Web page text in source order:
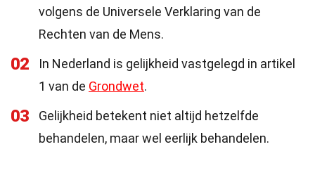
volgens de Universele Verklaring van de
Rechten van de Mens.
02
In Nederland is gelijkheid vastgelegd in artikel
1 van de Grondwet.
03
Gelijkheid betekent niet altijd hetzelfde
behandelen, maar wel eerlijk behandelen.